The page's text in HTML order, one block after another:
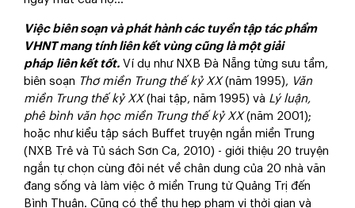
Việc biên soạn và phát hành các tuyển tập tác phẩm
VHNT mang tính liên kết vùng cũng là một giải
pháp liên kết tốt. Ví dụ như NXB Đà Nẵng từng sưu tầm,
biên soạn Thơ miền Trung thế kỷ XX(năm 1995), Văn
miền Trung thế kỷ XX(hai tập, năm 1995) và Lý luận,
phê bình văn học miền Trung thế kỷ XX(năm 2001);
hoặc như kiểu tập sách Buffet truyện ngắn miền Trung
(NXB Trẻ và Tủ sách Sơn Ca, 2010) - giới thiệu 20 truyện
ngắn tự chọn cùng đôi nét về chân dung của 20 nhà văn
đang sống và làm việc ở miền Trung từ Quảng Trị đến
Bình Thuận. Cũng có thể thu hẹp phạm vi thời gian và